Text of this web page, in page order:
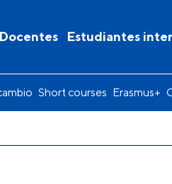
Docentes Estudiantes
Short courses Erasmus+